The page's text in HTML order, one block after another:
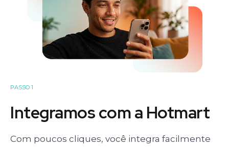
PASSO 1
Integramos com a Hotmart
Com poucos cliques, você integra facilmente